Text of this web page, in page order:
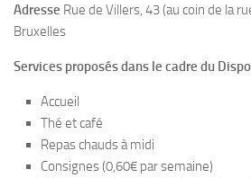
Adresse Rue de Villers, 43 (au coin de la
Bruxelles
Services proposés dans le cadre du
Accueil
Thé et café
Repas chauds à midi
Consignes (0,60€ par semaine)